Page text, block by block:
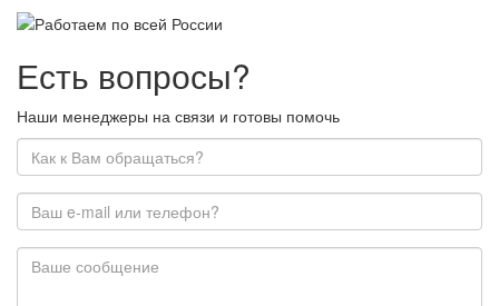
Есть вопросы?
Наши менеджеры на связи и готовы помочь